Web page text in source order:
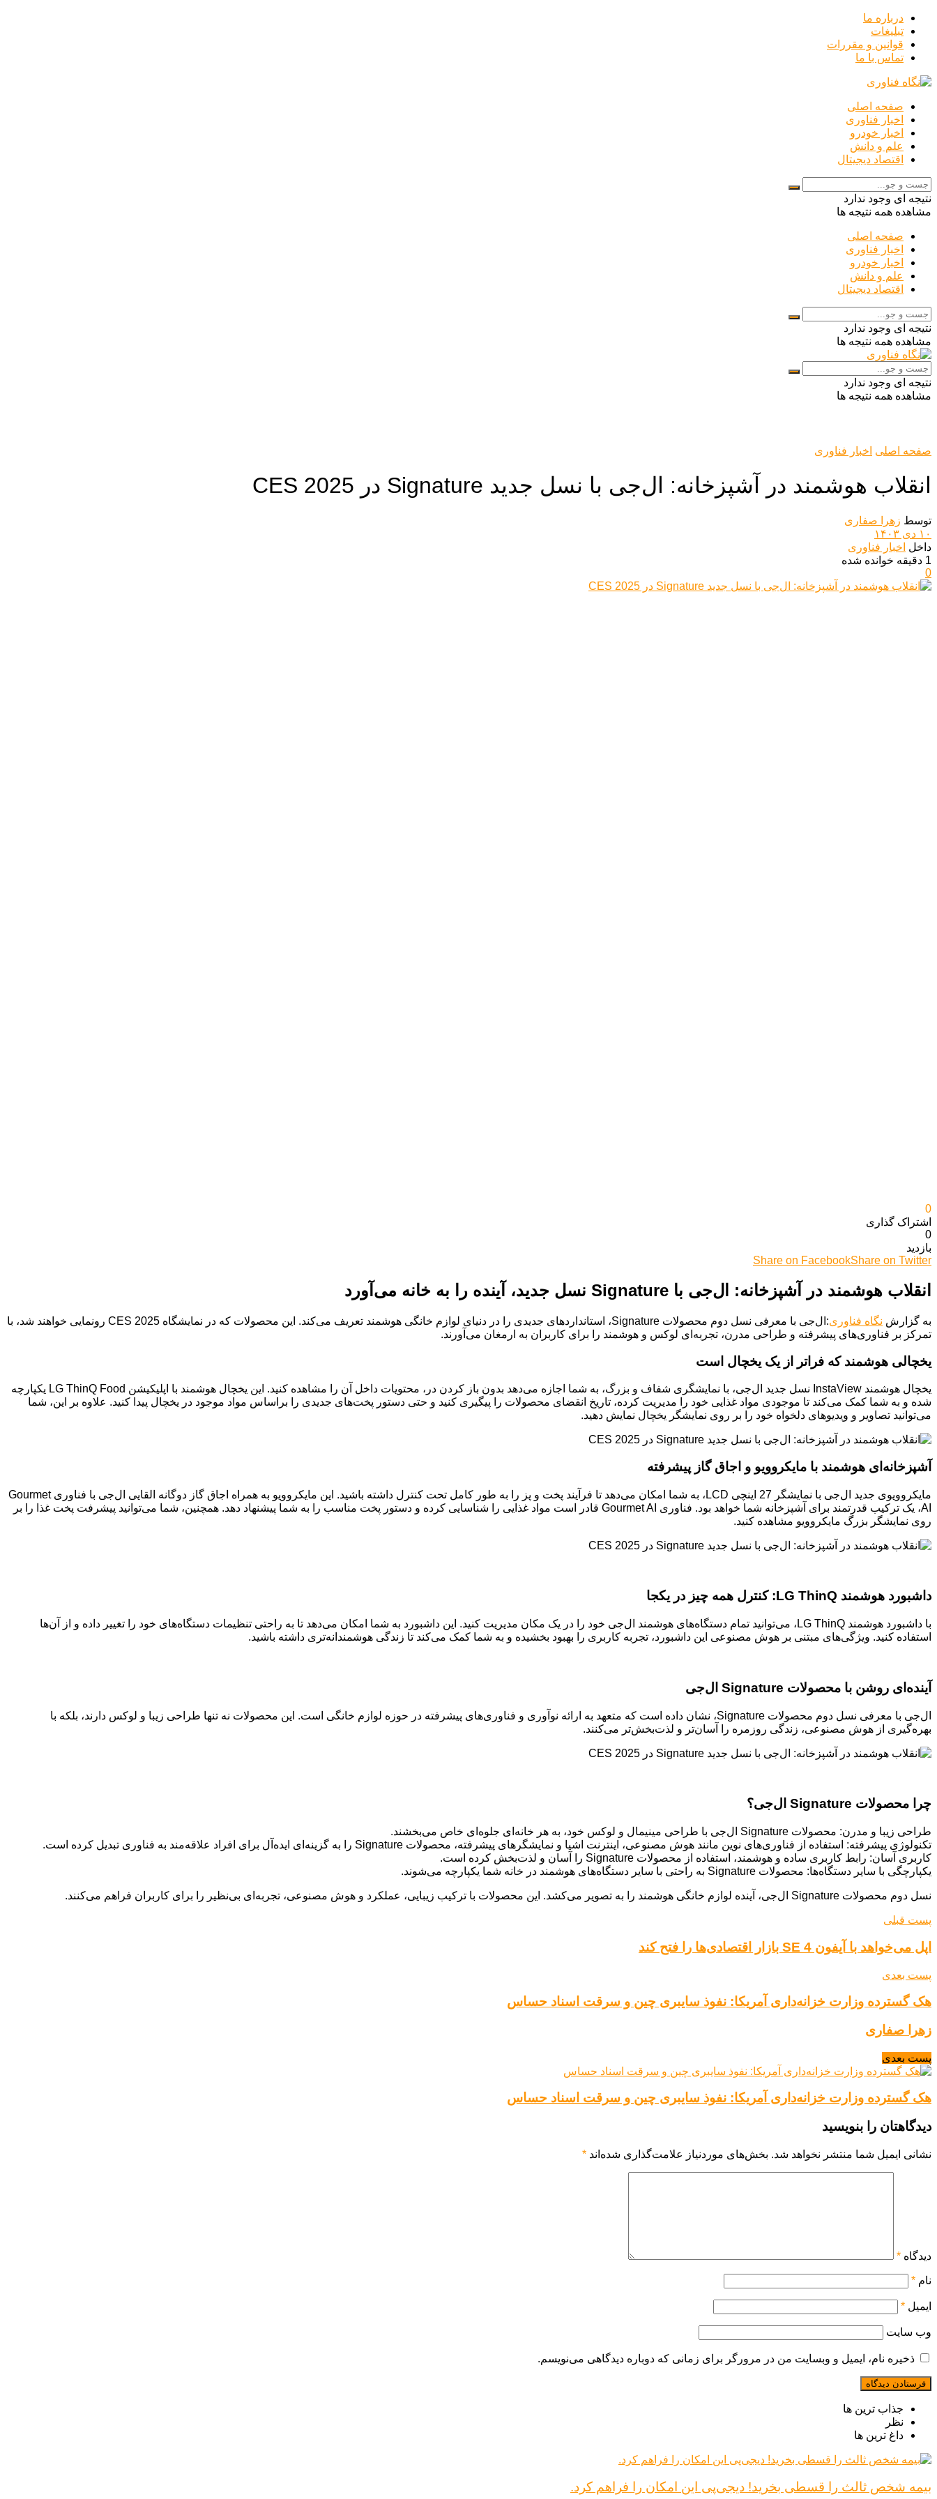
درباره ما
تبلیغات
قوانین و مقررات
تماس با ما
صفحه اصلی
اخبار فناوری
اخبار خودرو
علم و دانش
اقتصاد دیجیتال
نتیجه ای وجود ندارد
مشاهده همه نتیجه ها
صفحه اصلی
اخبار فناوری
اخبار خودرو
علم و دانش
اقتصاد دیجیتال
نتیجه ای وجود ندارد
مشاهده همه نتیجه ها
نتیجه ای وجود ندارد
مشاهده همه نتیجه ها
صفحه اصلی اخبار فناوری
انقلاب هوشمند در آشپزخانه: ال‌جی با نسل جدید Signature در CES 2025
توسط زهرا صفاری
۱۰ دی ۱۴۰۳
داخل اخبار فناوری
1 دقیقه خوانده شده
0
0
اشتراک گذاری‌
0
بازدید
Share on FacebookShare on Twitter
انقلاب هوشمند در آشپزخانه: ال‌جی با Signature نسل جدید، آینده را به خانه می‌آورد
به گزارش نگاه فناوری
:ال‌جی با معرفی نسل دوم محصولات Signature، استانداردهای جدیدی را در دنیای لوازم خانگی هوشمند تعریف می‌کند. این محصولات که در نمایشگاه CES 2025 رونمایی خواهند شد، با
تمرکز بر فناوری‌های پیشرفته و طراحی مدرن، تجربه‌ای لوکس و هوشمند را برای کاربران به ارمغان می‌آورند.
یخچالی هوشمند که فراتر از یک یخچال است
یخچال هوشمند InstaView نسل جدید ال‌جی، با نمایشگری شفاف و بزرگ، به شما اجازه می‌دهد بدون باز کردن در، محتویات داخل آن را مشاهده کنید. این یخچال هوشمند با اپلیکیشن LG ThinQ Food یکپارچه
شده و به شما کمک می‌کند تا موجودی مواد غذایی خود را مدیریت کرده، تاریخ انقضای محصولات را پیگیری کنید و حتی دستور پخت‌های جدیدی را براساس مواد موجود در یخچال پیدا کنید. علاوه بر این، شما
می‌توانید تصاویر و ویدیوهای دلخواه خود را بر روی نمایشگر یخچال نمایش دهید.
آشپزخانه‌ای هوشمند با مایکروویو و اجاق گاز پیشرفته
مایکروویوی جدید ال‌جی با نمایشگر 27 اینچی LCD، به شما امکان می‌دهد تا فرآیند پخت و پز را به طور کامل تحت کنترل داشته باشید. این مایکروویو به همراه اجاق گاز دوگانه القایی ال‌جی با فناوری Gourmet
AI، یک ترکیب قدرتمند برای آشپزخانه شما خواهد بود. فناوری Gourmet AI قادر است مواد غذایی را شناسایی کرده و دستور پخت مناسب را به شما پیشنهاد دهد. همچنین، شما می‌توانید پیشرفت پخت غذا را بر
روی نمایشگر بزرگ مایکروویو مشاهده کنید.
داشبورد هوشمند LG ThinQ: کنترل همه چیز در یکجا
با داشبورد هوشمند LG ThinQ، می‌توانید تمام دستگاه‌های هوشمند ال‌جی خود را در یک مکان مدیریت کنید. این داشبورد به شما امکان می‌دهد تا به راحتی تنظیمات دستگاه‌های خود را تغییر داده و از آن‌ها
استفاده کنید. ویژگی‌های مبتنی بر هوش مصنوعی این داشبورد، تجربه کاربری را بهبود بخشیده و به شما کمک می‌کند تا زندگی هوشمندانه‌تری داشته باشید.
آینده‌ای روشن با محصولات Signature ال‌جی
ال‌جی با معرفی نسل دوم محصولات Signature، نشان داده است که متعهد به ارائه نوآوری و فناوری‌های پیشرفته در حوزه لوازم خانگی است. این محصولات نه تنها طراحی زیبا و لوکس دارند، بلکه با
بهره‌گیری از هوش مصنوعی، زندگی روزمره را آسان‌تر و لذت‌بخش‌تر می‌کنند.
چرا محصولات Signature ال‌جی؟
طراحی زیبا و مدرن: محصولات Signature ال‌جی با طراحی مینیمال و لوکس خود، به هر خانه‌ای جلوه‌ای خاص می‌بخشند.
تکنولوژی پیشرفته: استفاده از فناوری‌های نوین مانند هوش مصنوعی، اینترنت اشیا و نمایشگرهای پیشرفته، محصولات Signature را به گزینه‌ای ایده‌آل برای افراد علاقه‌مند به فناوری تبدیل کرده است.
کاربری آسان: رابط کاربری ساده و هوشمند، استفاده از محصولات Signature را آسان و لذت‌بخش کرده است.
یکپارچگی با سایر دستگاه‌ها: محصولات Signature به راحتی با سایر دستگاه‌های هوشمند در خانه شما یکپارچه می‌شوند.
نسل دوم محصولات Signature ال‌جی، آینده لوازم خانگی هوشمند را به تصویر می‌کشد. این محصولات با ترکیب زیبایی، عملکرد و هوش مصنوعی، تجربه‌ای بی‌نظیر را برای کاربران فراهم می‌کنند.
پست قبلی
اپل می‌خواهد با آیفون SE 4 بازار اقتصادی‌ها را فتح کند
پست بعدی
هک گسترده وزارت خزانه‌داری آمریکا: نفوذ سایبری چین و سرقت اسناد حساس
زهرا صفاری
پست بعدی
هک گسترده وزارت خزانه‌داری آمریکا: نفوذ سایبری چین و سرقت اسناد حساس
دیدگاهتان را بنویسید
نشانی ایمیل شما منتشر نخواهد شد. بخش‌های موردنیاز علامت‌گذاری شده‌اند *
دیدگاه *
نام *
ایمیل *
وب‌ سایت
ذخیره نام، ایمیل و وبسایت من در مرورگر برای زمانی که دوباره دیدگاهی می‌نویسم.
جذاب ترین ها
نظر
داغ ترین ها
بیمه شخص ثالث را قسطی بخرید! دیجی‌پی این امکان را فراهم کرد.